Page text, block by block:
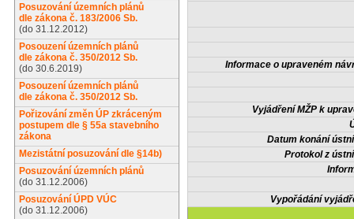
Posuzování územních plánů
dle zákona č. 183/2006 Sb.
(do 31.12.2012)
Posouzení územních plánů
dle zákona č. 350/2012 Sb.
(do 30.6.2019)
Posouzení územních plánů
dle zákona č. 350/2012 Sb.
Pořizování změn ÚP zkráceným
postupem dle § 55a stavebního
zákona
Mezistátní posuzování dle §14b)
Posuzování územních plánů
(do 31.12.2006)
Posuzování ÚPD VÚC
(do 31.12.2006)
Informace o upraveném
Vyjádření MŽP k
Datum konání
Protokol z
Vypořádání